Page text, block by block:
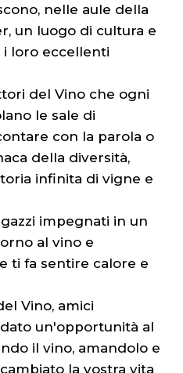
nelle aule della
un luogo di cultura e
loro eccellenti
del Vino che ogni
le sale di
con la parola o
della diversità,
infinita di vigne e
impegnati in un
al vino e
ti fa sentire calore e
Vino, amici
un'opportunità al
il vino, amandolo e
la vostra vita